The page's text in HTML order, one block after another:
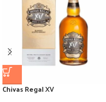
Chivas Regal XV